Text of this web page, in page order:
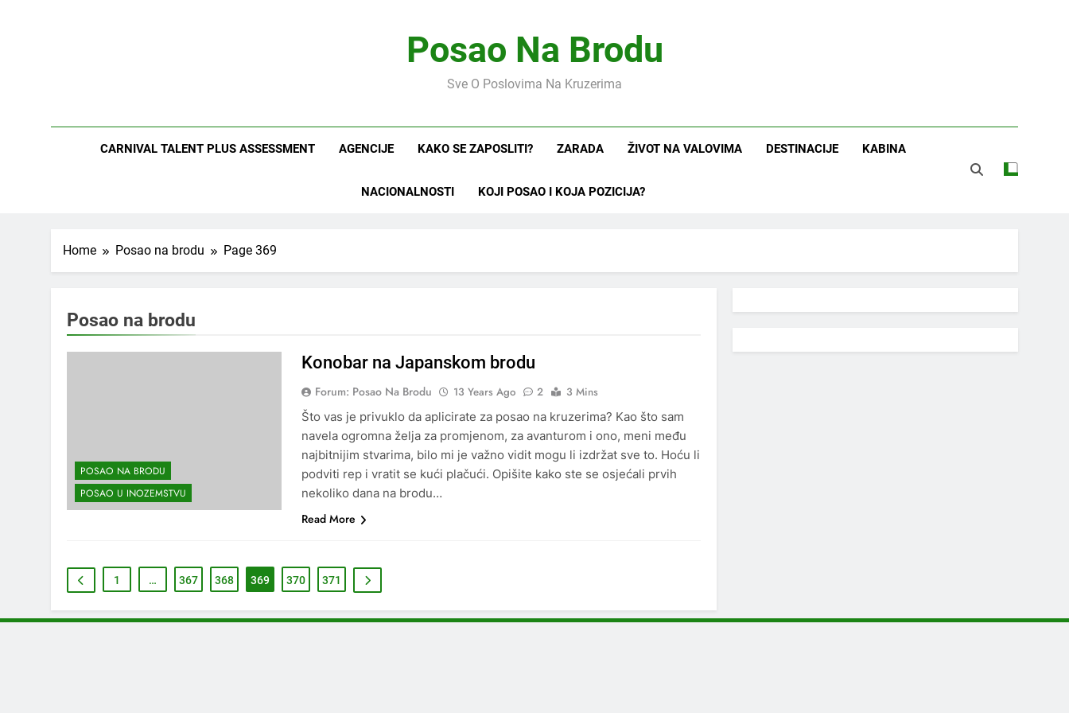
Posao Na Brodu
Sve O Poslovima Na Kruzerima
CARNIVAL TALENT PLUS ASSESSMENT AGENCIJE KAKO SE ZAPOSLITI? ZARADA ŽIVOT NA VALOVIMA DESTINACIJE KABINA
NACIONALNOSTI KOJI POSAO I KOJA POZICIJA?
Home Posao na brodu Page 369
Posao na brodu
POSAO NA BRODU
POSAO U INOZEMSTVU
Konobar na Japanskom brodu
Forum: Posao Na Brodu 13 Years Ago 2
3 Mins
Što vas je privuklo da aplicirate za posao na kruzerima? Kao što sam
navela ogromna želja za promjenom, za avanturom i ono, meni među
najbitnijim stvarima, bilo mi je važno vidit mogu li izdržat sve to. Hoću li
podviti rep i vratit se kući plačući. Opišite kako ste se osjećali prvih
nekoliko dana na brodu…
Read More
1 … 367 368 369 370 371